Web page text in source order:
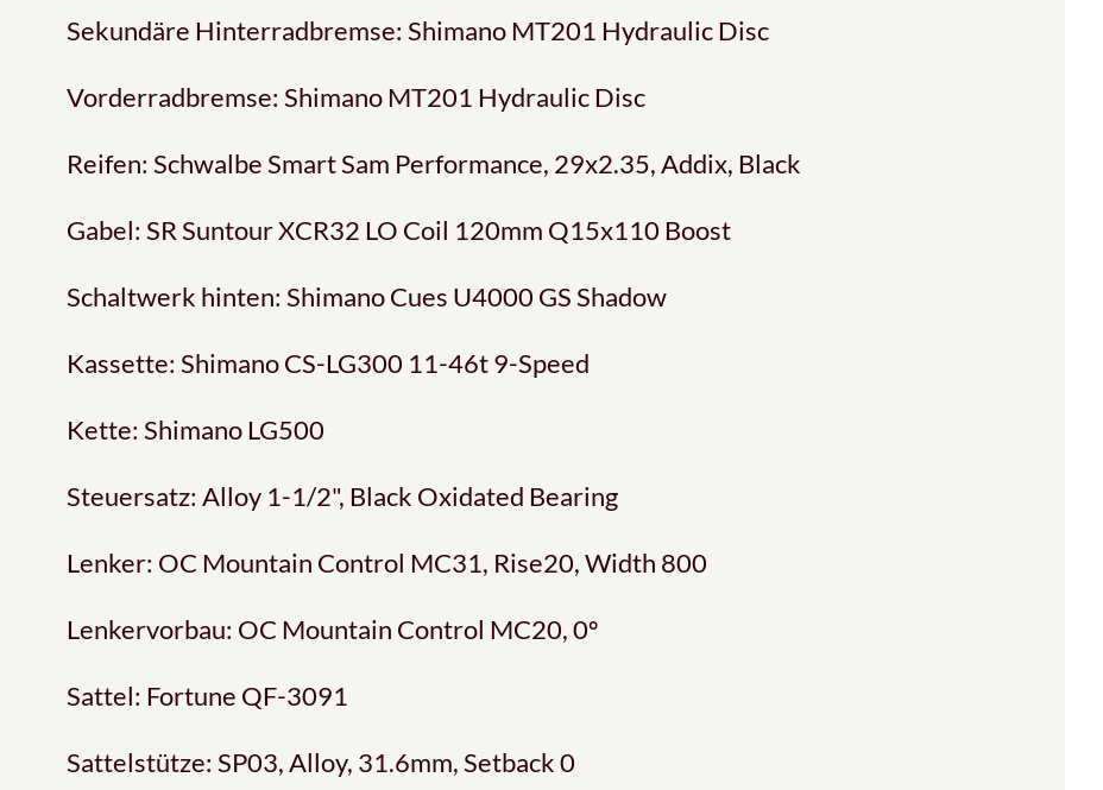
Sekundäre Hinterradbremse: Shimano MT201 Hydraulic Disc
Vorderradbremse: Shimano MT201 Hydraulic Disc
Reifen: Schwalbe Smart Sam Performance, 29x2.35, Addix, Black
Gabel: SR Suntour XCR32 LO Coil 120mm Q15x110 Boost
Schaltwerk hinten: Shimano Cues U4000 GS Shadow
Kassette: Shimano CS-LG300 11-46t 9-Speed
Kette: Shimano LG500
Steuersatz: Alloy 1-1/2", Black Oxidated Bearing
Lenker: OC Mountain Control MC31, Rise20, Width 800
Lenkervorbau: OC Mountain Control MC20, 0º
Sattel: Fortune QF-3091
Sattelstütze: SP03, Alloy, 31.6mm, Setback 0